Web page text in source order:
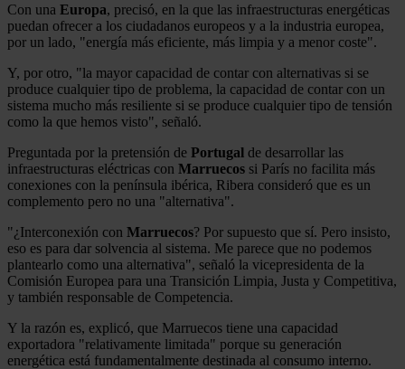
Con una Europa, precisó, en la que las infraestructuras energéticas
puedan ofrecer a los ciudadanos europeos y a la industria europea,
por un lado, "energía más eficiente, más limpia y a menor coste".
Y, por otro, "la mayor capacidad de contar con alternativas si se
produce cualquier tipo de problema, la capacidad de contar con un
sistema mucho más resiliente si se produce cualquier tipo de tensión
como la que hemos visto", señaló.
Preguntada por la pretensión de Portugal de desarrollar las
infraestructuras eléctricas con Marruecos si París no facilita más
conexiones con la península ibérica, Ribera consideró que es un
complemento pero no una "alternativa".
"¿Interconexión con Marruecos? Por supuesto que sí. Pero insisto,
eso es para dar solvencia al sistema. Me parece que no podemos
plantearlo como una alternativa", señaló la vicepresidenta de la
Comisión Europea para una Transición Limpia, Justa y Competitiva,
y también responsable de Competencia.
Y la razón es, explicó, que Marruecos tiene una capacidad
exportadora "relativamente limitada" porque su generación
energética está fundamentalmente destinada al consumo interno.